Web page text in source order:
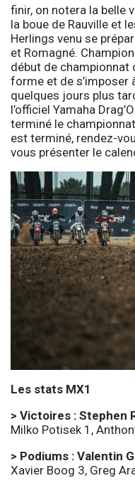
finir, on notera la belle
la boue de Rauville et
Herlings venu se
et Romagné.
début de championnat
forme et de s’imposer
quelques jours plus
l’officiel Yamaha
terminé le
est terminé, rendez-
vous présenter le
Les stats MX1
> Victoires : Stephen
Milko Potisek 1,
> Podiums : Valentin
Xavier Boog 3, Greg